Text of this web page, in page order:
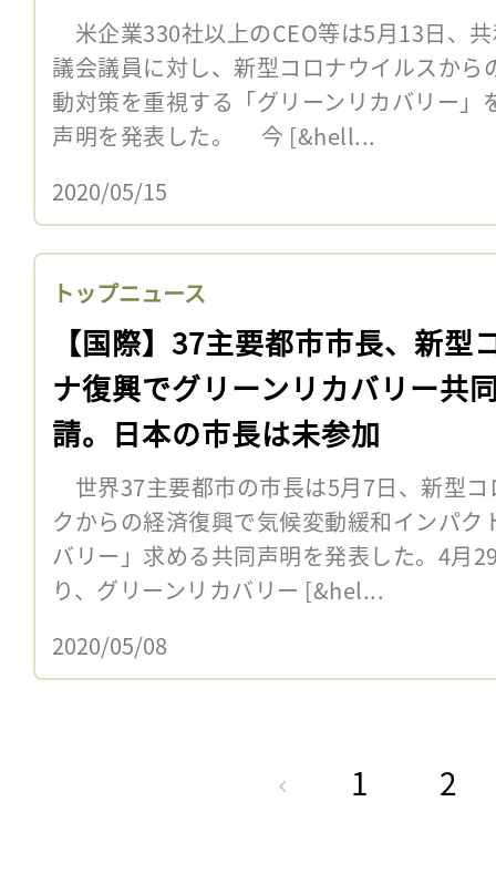
米企業330社以上のCEO等は5月13日、
議会議員に対し、新型コロナウイルスか
動対策を重視する「グリーンリカバリー」
声明を発表した。 今 [&hell...
2020/05/15
トップニュース
【国際】37主要都市市長、新型
ナ復興でグリーンリカバリー共
請。日本の市長は未参加
世界37主要都市の市長は5月7日、新型
クからの経済復興で気候変動緩和インパ
バリー」求める共同声明を発表した。4月
り、グリーンリカバリー [&hel...
2020/05/08
1 2